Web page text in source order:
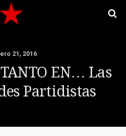
21, 2016
EN… Las
Partidistas